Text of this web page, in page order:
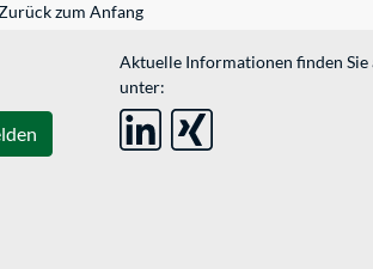
zum Anfang
Aktuelle Informationen finden Sie
unter: